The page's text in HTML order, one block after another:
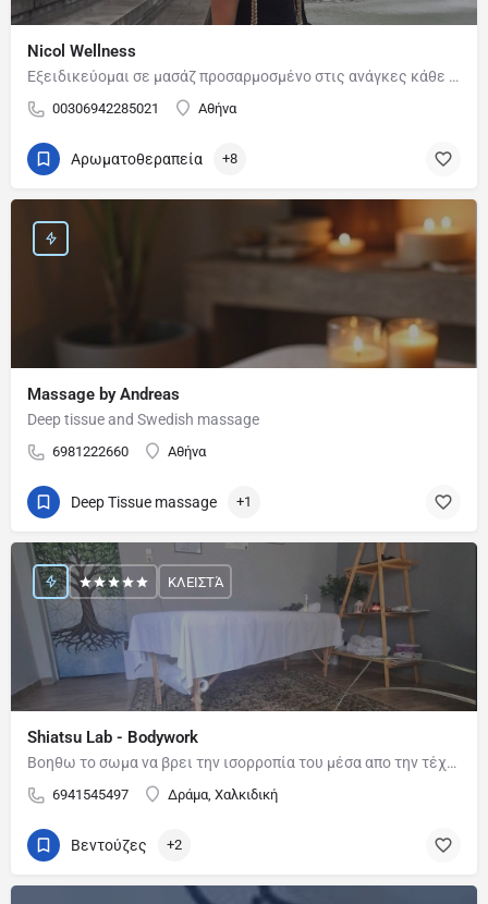
Nicol Wellness
Εξειδικεύομαι σε μασάζ προσαρμοσμένο στις ανάγκες κάθε σώματος, προσφέροντας χαλάρωση και…
00306942285021 Αθήνα
Αρωματοθεραπεία +8
Massage by Andreas
Deep tissue and Swedish massage
6981222660 Αθήνα
Deep Tissue massage +1
Shiatsu Lab - Bodywork
Βοηθω το σωμα να βρει την ισορροπία του μέσα απο την τέχνη του shiatsu και εξειδικευμενες θεραπείες…
6941545497 Δράμα, Χαλκιδική
ΚΛΕΙΣΤΆ
Βεντούζες +2